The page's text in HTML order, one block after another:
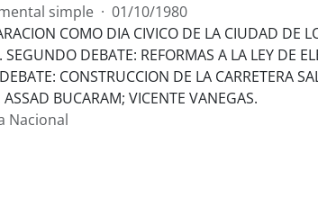
simple · 01/10/1980
COMO DIA CIVICO DE LA CIUDAD DE
DEBATE: REFORMAS A LA LEY DE
CONSTRUCCION DE LA CARRETERA
BUCARAM; VICENTE VANEGAS.
Nacional